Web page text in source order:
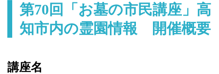
第70回「お墓の市民講座」高
知市内の霊園情報 開催概要
講座名